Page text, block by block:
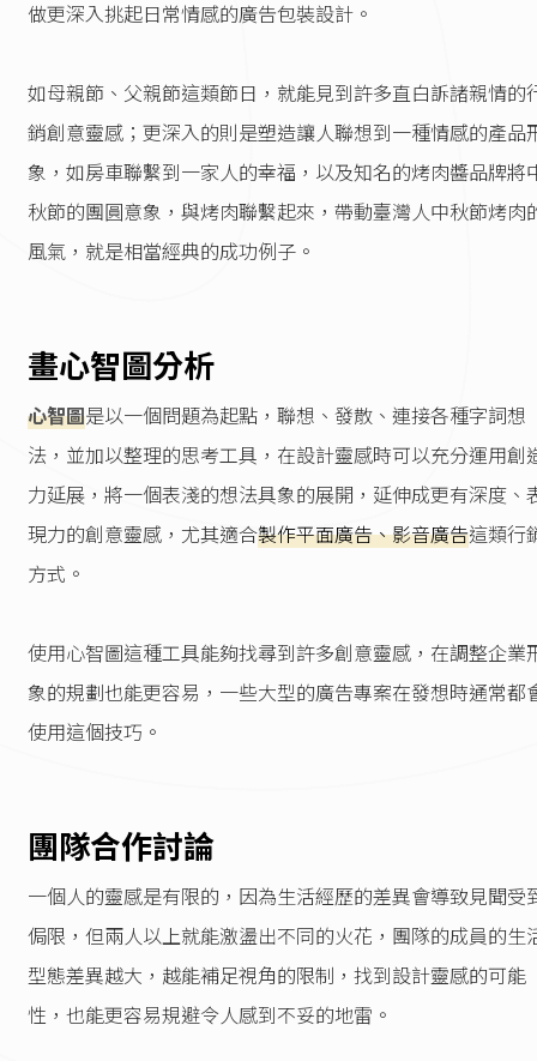
做更深入挑起日常情感的廣告包裝設計。
如母親節、父親節這類節日，就能見到許多直白訴諸親情的
銷創意靈感；更深入的則是塑造讓人聯想到一種情感的產品
象，如房車聯繫到一家人的幸福，以及知名的烤肉醬品牌將
秋節的團圓意象，與烤肉聯繫起來，帶動臺灣人中秋節烤肉
風氣，就是相當經典的成功例子。
畫心智圖分析
心智圖是以一個問題為起點，聯想、發散、連接各種字詞想
法，並加以整理的思考工具，在設計靈感時可以充分運用創
力延展，將一個表淺的想法具象的展開，延伸成更有深度、
現力的創意靈感，尤其適合製作平面廣告、影音廣告這類行
方式。
使用心智圖這種工具能夠找尋到許多創意靈感，在調整企業
象的規劃也能更容易，一些大型的廣告專案在發想時通常都
使用這個技巧。
團隊合作討論
一個人的靈感是有限的，因為生活經歷的差異會導致見聞受
侷限，但兩人以上就能激盪出不同的火花，團隊的成員的生
型態差異越大，越能補足視角的限制，找到設計靈感的可能
性，也能更容易規避令人感到不妥的地雷。